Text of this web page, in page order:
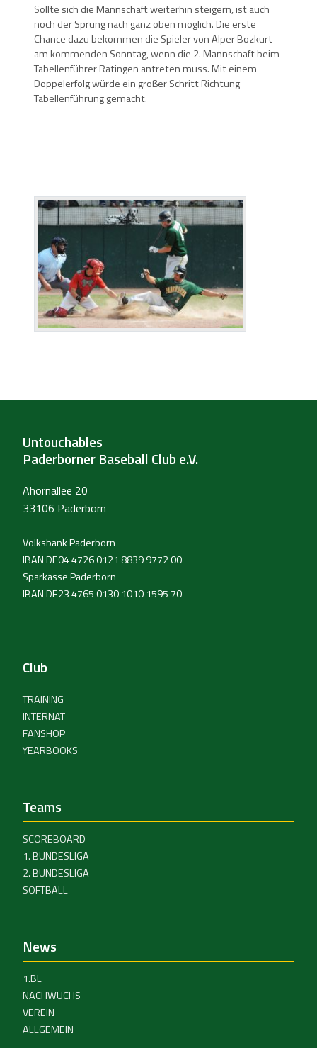
Sollte sich die Mannschaft weiterhin steigern, ist auch
noch der Sprung nach ganz oben möglich. Die erste
Chance dazu bekommen die Spieler von Alper Bozkurt
am kommenden Sonntag, wenn die 2. Mannschaft beim
Tabellenführer Ratingen antreten muss. Mit einem
Doppelerfolg würde ein großer Schritt Richtung
Tabellenführung gemacht.
Untouchables
Paderborner Baseball Club e.V.
Ahornallee 20
33106 Paderborn
Volksbank Paderborn
IBAN DE04 4726 0121 8839 9772 00
Sparkasse Paderborn
IBAN DE23 4765 0130 1010 1595 70
Club
TRAINING
INTERNAT
FANSHOP
YEARBOOKS
Teams
SCOREBOARD
1. BUNDESLIGA
2. BUNDESLIGA
SOFTBALL
News
1.BL
NACHWUCHS
VEREIN
ALLGEMEIN